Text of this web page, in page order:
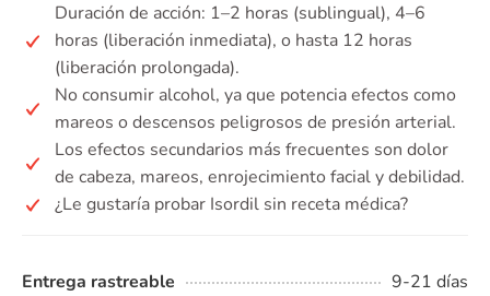
Duración de acción: 1–2 horas (sublingual), 4–6
horas (liberación inmediata), o hasta 12 horas
(liberación prolongada).
No consumir alcohol, ya que potencia efectos como
mareos o descensos peligrosos de presión arterial.
Los efectos secundarios más frecuentes son dolor
de cabeza, mareos, enrojecimiento facial y debilidad.
¿Le gustaría probar Isordil sin receta médica?
Entrega rastreable
9-21 días